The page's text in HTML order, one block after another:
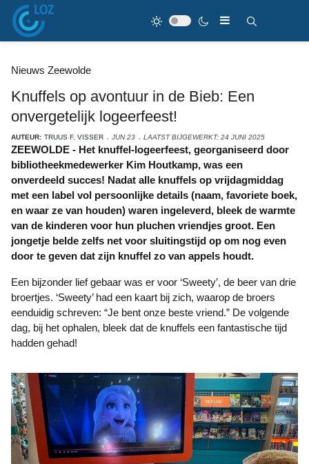
Nieuws Zeewolde
Knuffels op avontuur in de Bieb: Een
onvergetelijk logeerfeest!
AUTEUR: TRUUS F. VISSER JUN 23 LAATST BIJGEWERKT: 24 JUNI 2025
ZEEWOLDE - Het knuffel-logeerfeest, georganiseerd door
bibliotheekmedewerker Kim Houtkamp, was een
onverdeeld succes! Nadat alle knuffels op vrijdagmiddag
met een label vol persoonlijke details (naam, favoriete boek,
en waar ze van houden) waren ingeleverd, bleek de warmte
van de kinderen voor hun pluchen vriendjes groot. Een
jongetje belde zelfs net voor sluitingstijd op om nog even
door te geven dat zijn knuffel zo van appels houdt.
Een bijzonder lief gebaar was er voor ‘Sweety’, de beer van drie
broertjes. ‘Sweety’ had een kaart bij zich, waarop de broers
eenduidig schreven: “Je bent onze beste vriend.” De volgende
dag, bij het ophalen, bleek dat de knuffels een fantastische tijd
hadden gehad!